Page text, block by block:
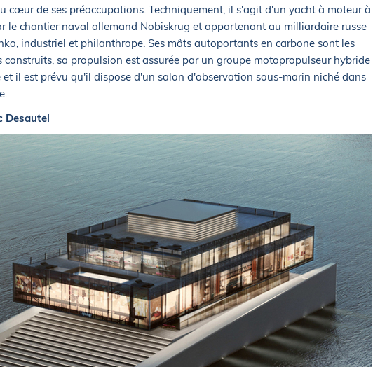
cœur de ses préoccupations. Techniquement, il s'agit d'un yacht à moteur à
le chantier naval allemand Nobiskrug et appartenant au milliardaire russe
industriel et philanthrope. Ses mâts autoportants en carbone sont les
construits, sa propulsion est assurée par un groupe motopropulseur hybride
et il est prévu qu'il dispose d'un salon d'observation sous-marin niché dans
Desautel